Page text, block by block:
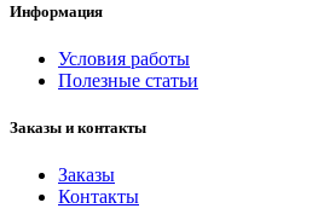
Информация
Условия работы
Полезные статьи
Заказы и контакты
Заказы
Контакты